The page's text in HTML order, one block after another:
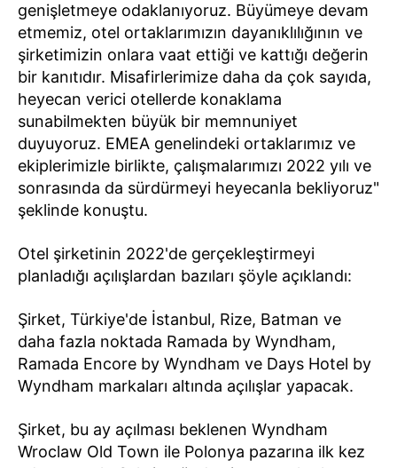
genişletmeye odaklanıyoruz. Büyümeye devam
etmemiz, otel ortaklarımızın dayanıklılığının ve
şirketimizin onlara vaat ettiği ve kattığı değerin
bir kanıtıdır. Misafirlerimize daha da çok sayıda,
heyecan verici otellerde konaklama
sunabilmekten büyük bir memnuniyet
duyuyoruz. EMEA genelindeki ortaklarımız ve
ekiplerimizle birlikte, çalışmalarımızı 2022 yılı ve
sonrasında da sürdürmeyi heyecanla bekliyoruz"
şeklinde konuştu.
Otel şirketinin 2022'de gerçekleştirmeyi
planladığı açılışlardan bazıları şöyle açıklandı:
Şirket, Türkiye'de İstanbul, Rize, Batman ve
daha fazla noktada Ramada by Wyndham,
Ramada Encore by Wyndham ve Days Hotel by
Wyndham markaları altında açılışlar yapacak.
Şirket, bu ay açılması beklenen Wyndham
Wroclaw Old Town ile Polonya pazarına ilk kez